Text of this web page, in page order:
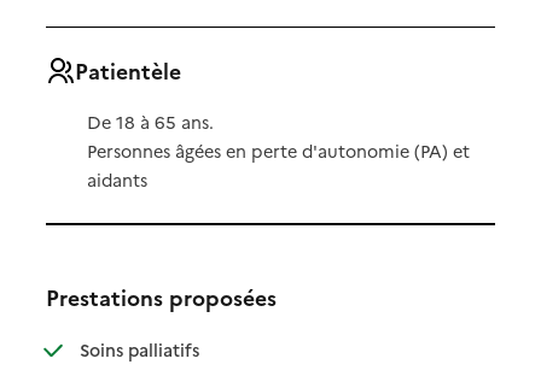
Patientèle
De 18 à 65 ans.
Personnes âgées en perte d'autonomie (PA) et
aidants
Prestations proposées
Soins palliatifs: disponible
: non disponible